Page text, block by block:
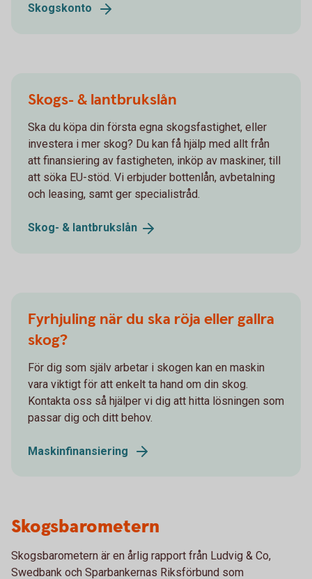
Skogskonto
Skogs- & lantbrukslån
Ska du köpa din första egna skogsfastighet, eller
investera i mer skog? Du kan få hjälp med allt från
att finansiering av fastigheten, inköp av maskiner, till
att söka EU-stöd. Vi erbjuder bottenlån, avbetalning
och leasing, samt ger specialistråd.
Skog- & lantbrukslån
Fyrhjuling när du ska röja eller gallra
skog?
För dig som själv arbetar i skogen kan en maskin
vara viktigt för att enkelt ta hand om din skog.
Kontakta oss så hjälper vi dig att hitta lösningen som
passar dig och ditt behov.
Maskinfinansiering
Skogsbarometern
Skogsbarometern är en årlig rapport från Ludvig & Co,
Swedbank och Sparbankernas Riksförbund som